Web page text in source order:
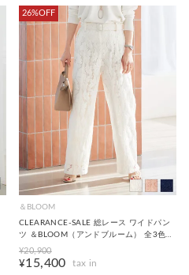
26%OFF
＆BLOOM
CLEARANCE-SALE 総レース ワイドパン
ツ ＆BLOOM（アンドブルーム） 全3色｜
abl711-0003【1】
¥20,900
¥15,400